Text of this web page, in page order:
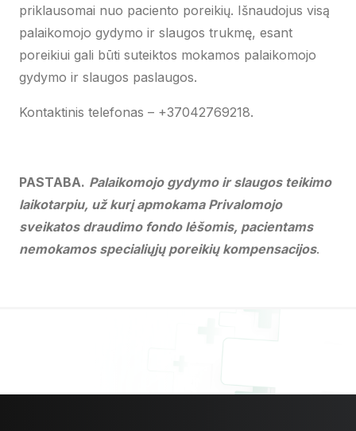
priklausomai nuo paciento poreikių. Išnaudojus visą
palaikomojo gydymo ir slaugos trukmę, esant
poreikiui gali būti suteiktos mokamos palaikomojo
gydymo ir slaugos paslaugos.
Kontaktinis telefonas – +37042769218.
PASTABA. Palaikomojo gydymo ir slaugos teikimo
laikotarpiu, už kurį apmokama Privalomojo
sveikatos draudimo fondo lėšomis, pacientams
nemokamos specialiųjų poreikių kompensacijos.